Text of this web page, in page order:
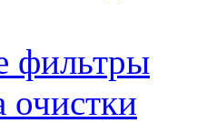
фильтры
очистки